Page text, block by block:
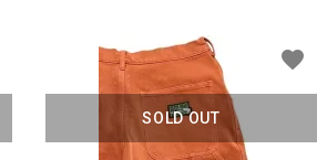
SOLD OUT
favorite